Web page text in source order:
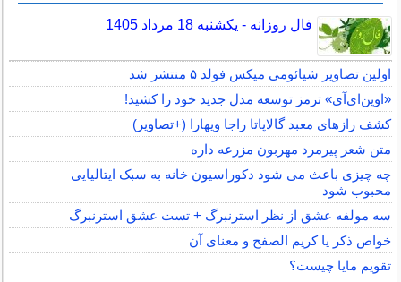
فال روزانه - یکشنبه 18 مرداد 1405
اولین تصاویر شیائومی میکس فولد ۵ منتشر شد
«اوپن‌ای‌آی» ترمز توسعه مدل جدید خود را کشید!
کشف رازهای معبد گالاپاتا راجا ویهارا (+تصاویر)
متن شعر پیرمرد مهربون مزرعه داره
چه چیزی باعث می شود دکوراسیون خانه به سبک ایتالیایی
محبوب شود
سه مولفه عشق از نظر استرنبرگ + تست عشق استرنبرگ
خواص ذکر یا کریم الصفح و معنای آن
تقویم مایا چیست؟